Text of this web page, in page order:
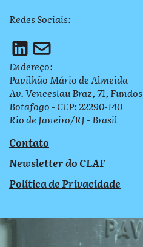
Redes Sociais:
Endereço:
Pavilhão Mário de Almeida
Av. Venceslau Braz, 71, Fundos
Botafogo - CEP: 22290-140
Rio de Janeiro/RJ - Brasil
Contato
Newsletter do CLAF
Política de Privacidade